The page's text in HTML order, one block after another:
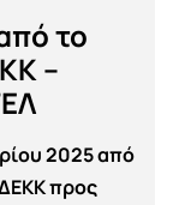
το
–
2025από
προς